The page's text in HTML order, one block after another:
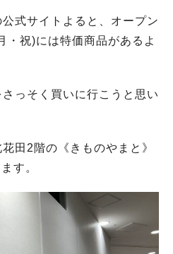
式サイトよると、オープン
・祝)には特価商品があるよ
っそく買いに行こうと思い
田2階の《きものやまと》
す。